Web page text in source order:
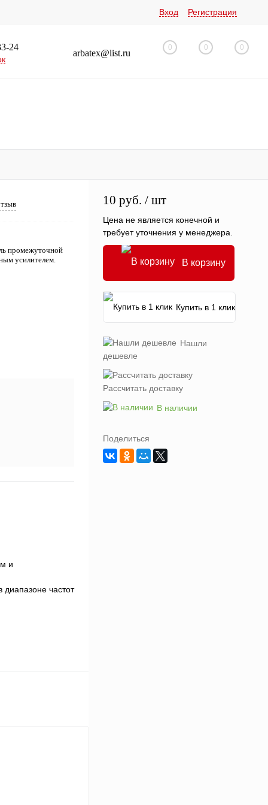
Вход Регистрация
24
arbatex@list.ru
0 0 0
промежуточной
усилителем.
и
частот
10 руб. / шт
Цена не является конечной и
требует уточнения у менеджера.
В корзину
Купить в 1 клик
Нашли
дешевле
Рассчитать доставку
В наличии
Поделиться